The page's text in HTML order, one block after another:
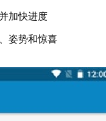
加快进度
姿势和惊喜